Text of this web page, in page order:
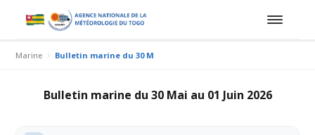
Marine Bulletin marine du 30 Mai au 01 Juin 2026
Bulletin marine du 30 Mai au 01 Juin 2026